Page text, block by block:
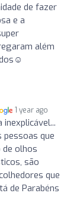
de fazer
e a
além
1 year ago
inexplicável...
que
de olhos
são
que
de Parabéns